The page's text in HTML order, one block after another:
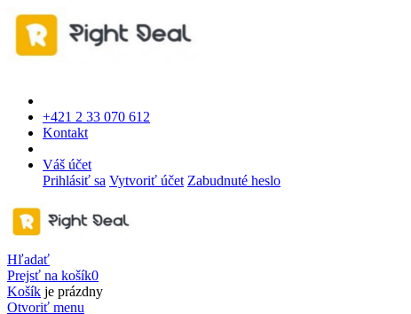
+421 2 33 070 612
Kontakt
Váš účet
Prihlásiť sa Vytvoriť účet Zabudnuté heslo
Hľadať
Prejsť na košík0
Košík je prázdny
Otvoriť menu